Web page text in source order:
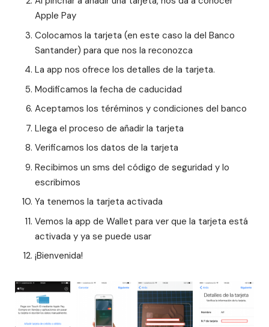
Apple Pay
Colocamos la tarjeta (en este caso la del Banco
Santander) para que nos la reconozca
La app nos ofrece los detalles de la tarjeta.
Modificamos la fecha de caducidad
Aceptamos los téréminos y condiciones del banco
Llega el proceso de añadir la tarjeta
Verificamos los datos de la tarjeta
Recibimos un sms del código de seguridad y lo
escribimos
Ya tenemos la tarjeta activada
Vemos la app de Wallet para ver que la tarjeta está
activada y ya se puede usar
¡Bienvenida!